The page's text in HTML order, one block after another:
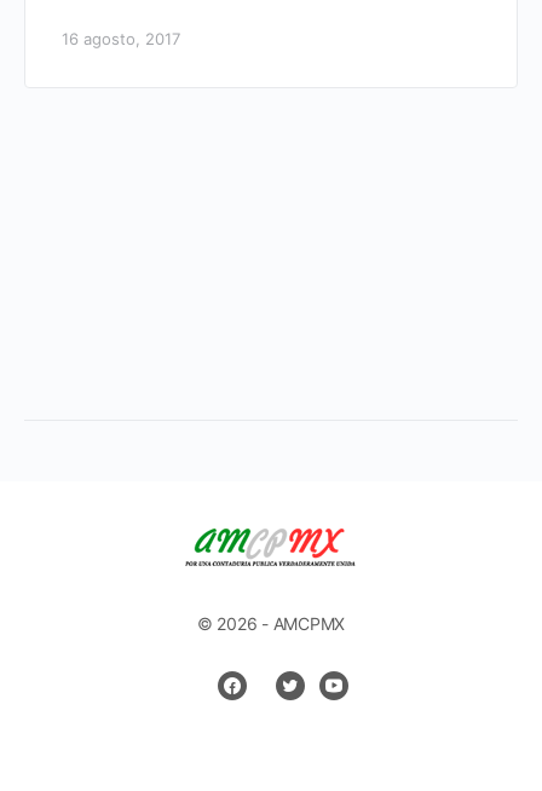
16 agosto, 2017
© 2026 - AMCPMX